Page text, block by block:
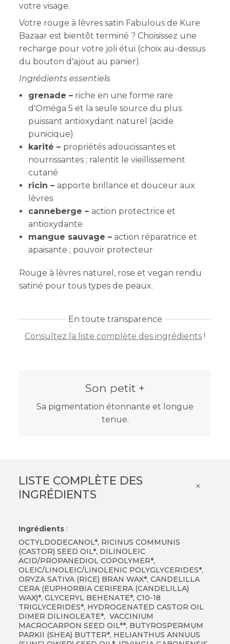
votre visage.
Votre rouge à lèvres satin Fabulous de Kure
Bazaar est bientôt terminé ? Choisissez une
recharge pour votre joli étui (choix au-dessus
du bouton d'ajout au panier).
Ingrédients essentiels
grenade – riche en une forme rare
d'Oméga 5 et la seule source du plus
puissant antioxydant naturel (acide
punicique)
karité – propriétés adoucissantes et
nourrissantes ; ralentit le vieillissement
cutané
ricin – apporte brillance et douceur aux
lèvres
canneberge – action protectrice et
antioxydante
mangue sauvage – action réparatrice et
apaisante ; pouvoir protecteur
Rouge à lèvres naturel, rose et vegan rendu
satiné pour tous types de peaux.
En toute transparence
Consultez la liste complète des ingrédients !
Son petit +
Sa pigmentation étonnante et longue
tenue.
LISTE COMPLÈTE DES
INGRÉDIENTS
×
Ingrédients:
OCTYLDODECANOL*, RICINUS COMMUNIS
(CASTOR) SEED OIL*, DILINOLEIC
ACID/PROPANEDIOL COPOLYMER*,
OLEIC/LINOLEIC/LINOLENIC POLYGLYCERIDES*,
ORYZA SATIVA (RICE) BRAN WAX*, CANDELILLA
CERA (EUPHORBIA CERIFERA (CANDELILLA)
WAX)*, GLYCERYL BEHENATE*, C10-18
TRIGLYCERIDES*, HYDROGENATED CASTOR OIL
DIMER DILINOLEATE*, VACCINIUM
MACROCARPON SEED OIL**, BUTYROSPERMUM
PARKII (SHEA) BUTTER*, HELIANTHUS ANNUUS